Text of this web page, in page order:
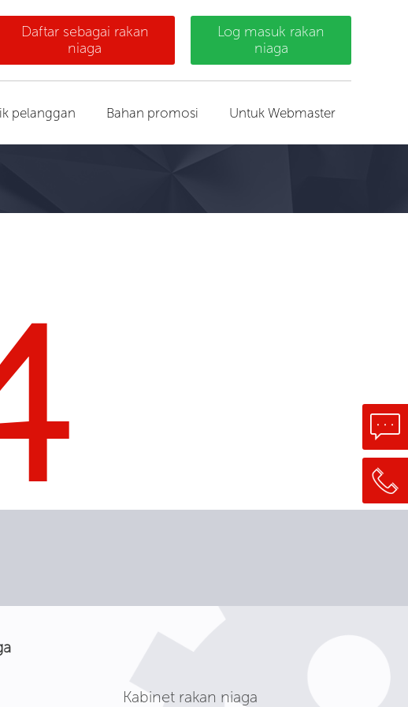
Daftar sebagai rakan
niaga
Log masuk rakan
niaga
pelanggan Bahan promosi Untuk Webmaster
Kabinet rakan niaga